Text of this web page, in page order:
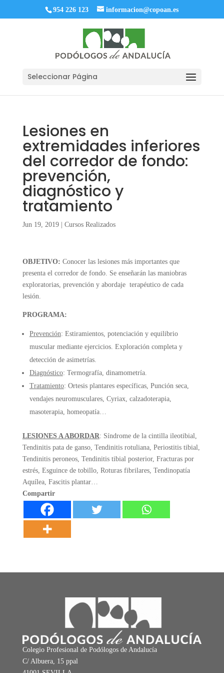
954 226 123 informacion@copoan.es
Seleccionar Página
Lesiones en
extremidades inferiores
del corredor de fondo:
prevención,
diagnóstico y
tratamiento
Jun 19, 2019| Cursos Realizados
OBJETIVO: Conocer las lesiones más importantes que
presenta el corredor de fondo. Se enseñarán las maniobras
exploratorias, prevención y abordaje terapéutico de cada
lesión.
PROGRAMA:
Prevención: Estiramientos, potenciación y equilibrio
muscular mediante ejercicios. Exploración completa y
detección de asimetrías.
Diagnóstico: Termografía, dinamometría.
Tratamiento: Ortesis plantares específicas, Punción seca,
vendajes neuromusculares, Cyriax, calzadoterapia,
masoterapia, homeopatía…
LESIONES A ABORDAR: Síndrome de la cintilla ileotibial,
Tendinitis pata de ganso, Tendinitis rotuliana, Periostitis tibial,
Tendinitis peroneos, Tendinitis tibial posterior, Fracturas por
estrés, Esguince de tobillo, Roturas fibrilares, Tendinopatía
Aquílea, Fascitis plantar…
Compartir
Colegio Profesional de Podólogos de Andalucía
C/ Albuera, 15 ppal